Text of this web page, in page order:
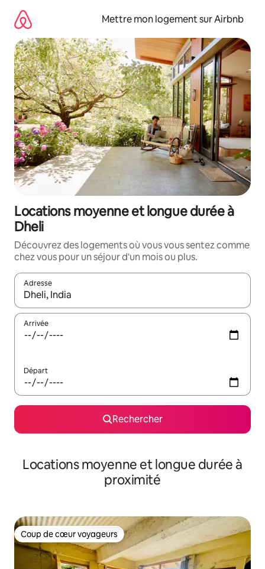
directement
contenu
Mettre mon logement sur Airbnb
Locations moyenne et longue durée à
Dheli
Découvrez des logements où vous vous sentez comme
chez vous pour un séjour d'un mois ou plus.
Adresse
Lorsque les résultats s'affichent, utilisez les flèches vers le
Arrivée
Départ
Rechercher
Locations moyenne et longue durée à
proximité
Coup de cœur voyageurs
Coup de cœur voyageurs